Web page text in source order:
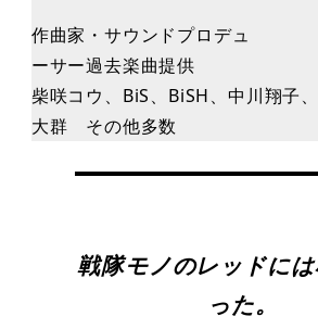
作曲家・サウンドプロデュ
ーサー過去楽曲提供
柴咲コウ、BiS、BiSH、中川翔⼦
⼤群 その他多数
戦隊モノのレッドに
った。